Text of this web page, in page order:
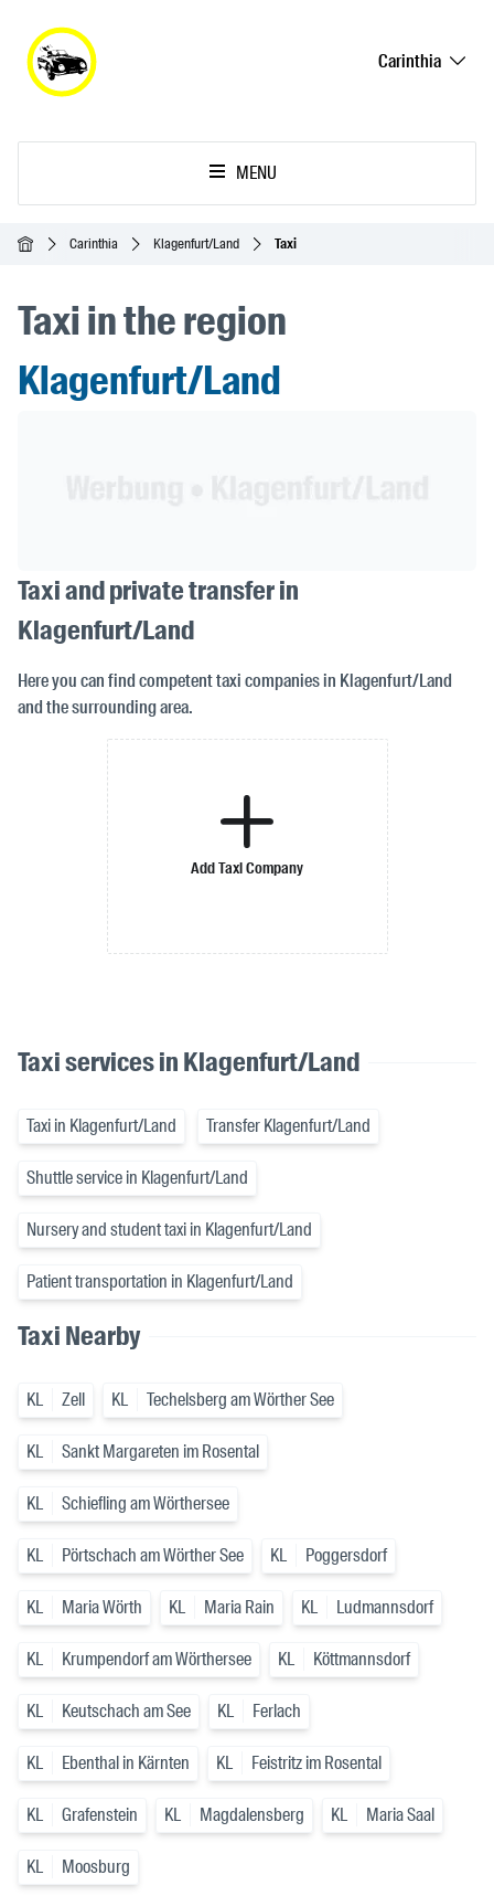
Carinthia
MENU
HomepageCarinthia Klagenfurt/Land Taxi
Taxi in the region
Klagenfurt/Land
Taxi and private transfer in
Klagenfurt/Land
Here you can find competent taxi companies in Klagenfurt/Land
and the surrounding area.
Add Taxi Company
Taxi services in Klagenfurt/Land
Taxi in Klagenfurt/Land Transfer Klagenfurt/Land
Shuttle service in Klagenfurt/Land
Nursery and student taxi in Klagenfurt/Land
Patient transportation in Klagenfurt/Land
Taxi Nearby
KL Zell KL Techelsberg am Wörther See
KL Sankt Margareten im Rosental
KL Schiefling am Wörthersee
KL Pörtschach am Wörther See KL Poggersdorf
KL Maria Wörth KL Maria Rain KL Ludmannsdorf
KL Krumpendorf am Wörthersee KL Köttmannsdorf
KL Keutschach am See KL Ferlach
KL Ebenthal in Kärnten KL Feistritz im Rosental
KL Grafenstein KL Magdalensberg KL Maria Saal
KL Moosburg